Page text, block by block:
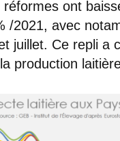
ont
/2021, avec
juillet. Ce repli a
production